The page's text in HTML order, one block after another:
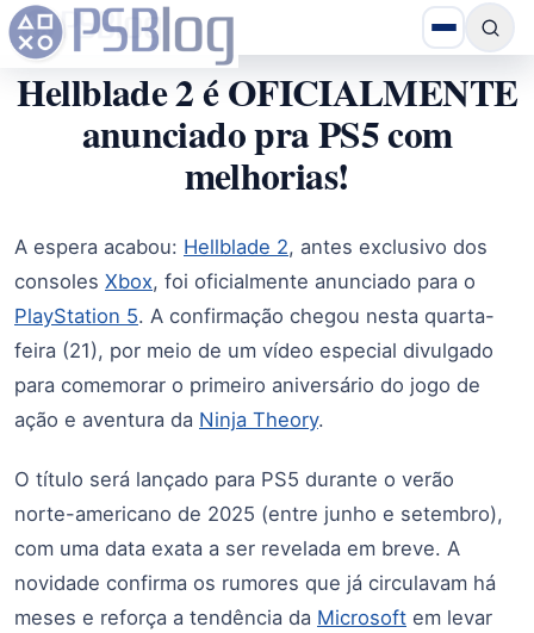
Hellblade 2 é OFICIALMENTE
anunciado pra PS5 com
melhorias!
A espera acabou: Hellblade 2, antes exclusivo dos
consoles Xbox, foi oficialmente anunciado para o
PlayStation 5. A confirmação chegou nesta quarta-
feira (21), por meio de um vídeo especial divulgado
para comemorar o primeiro aniversário do jogo de
ação e aventura da Ninja Theory.
O título será lançado para PS5 durante o verão
norte-americano de 2025 (entre junho e setembro),
com uma data exata a ser revelada em breve. A
novidade confirma os rumores que já circulavam há
meses e reforça a tendência da Microsoft em levar